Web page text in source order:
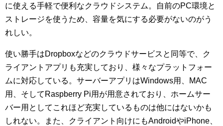
に使える手軽で便利なクラウドシステム。自前のPC環境と
ストレージを使うため、容量を気にする必要がないのがう
れしい。
使い勝手はDropboxなどのクラウドサービスと同等で、ク
ライアントアプリも充実しており、様々なプラットフォー
ムに対応している。サーバーアプリはWindows用、MAC
用、そしてRaspberry Pi用が用意されており、ホームサー
バー用としてこれほど充実しているものは他にはないかも
しれない。また、クライアント向けにもAndroidやiPhone、